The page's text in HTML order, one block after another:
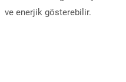
ve enerjik gösterebilir.